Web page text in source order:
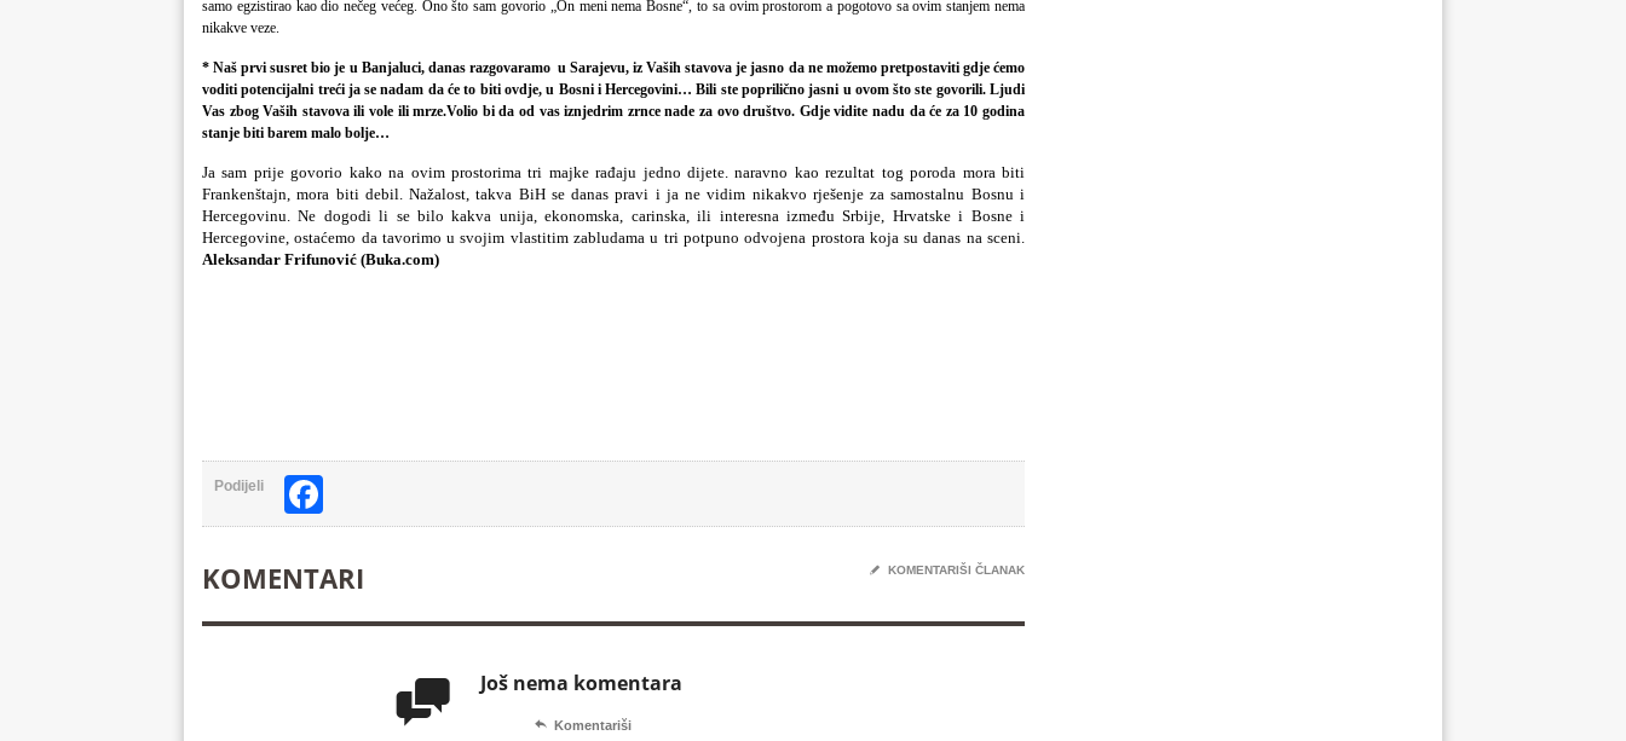
samo egzistirao kao dio nečeg većeg. Ono što sam govorio „On meni nema Bosne“, to sa ovim prostorom a pogotovo sa ovim stanjem nema
nikakve veze.
* Naš prvi susret bio je u Banjaluci, danas razgovaramo u Sarajevu, iz Vaših stavova je jasno da ne možemo pretpostaviti gdje ćemo
voditi potencijalni treći ja se nadam da će to biti ovdje, u Bosni i Hercegovini… Bili ste poprilično jasni u ovom što ste govorili. Ljudi
Vas zbog Vaših stavova ili vole ili mrze.Volio bi da od vas iznjedrim zrnce nade za ovo društvo. Gdje vidite nadu da će za 10 godina
stanje biti barem malo bolje…
Ja sam prije govorio kako na ovim prostorima tri majke rađaju jedno dijete. naravno kao rezultat tog poroda mora biti
Frankenštajn, mora biti debil. Nažalost, takva BiH se danas pravi i ja ne vidim nikakvo rješenje za samostalnu Bosnu i
Hercegovinu. Ne dogodi li se bilo kakva unija, ekonomska, carinska, ili interesna između Srbije, Hrvatske i Bosne i
Hercegovine, ostaćemo da tavorimo u svojim vlastitim zabludama u tri potpuno odvojena prostora koja su danas na sceni.
Aleksandar Frifunović (Buka.com)
Podijeli
KOMENTARI ✎ KOMENTARIŠI ČLANAK
 Još nema komentara
 Komentariši